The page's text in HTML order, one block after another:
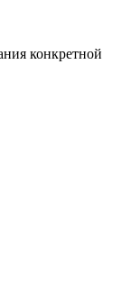
конкретной